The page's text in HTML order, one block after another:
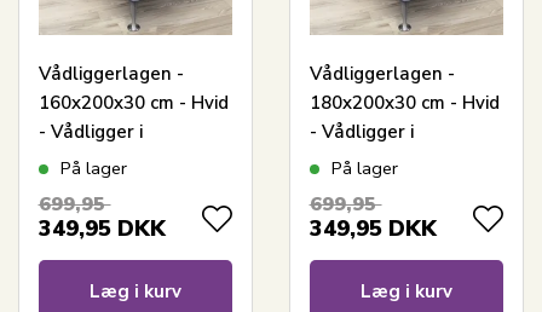
Vådliggerlagen -
160x200x30 cm - Hvid
- Vådligger i
faconlagen -
madrasbeskytter
På lager
699,95
349,95 DKK
Læg i kurv
Vådliggerlagen -
180x200x30 cm - Hvid
- Vådligger i
faconlagen -
madrasbeskytter
På lager
699,95
349,95 DKK
Læg i kurv